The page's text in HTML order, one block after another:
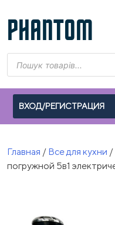
to
content
PHANTOM
Поиск
товаров
ВХОД/РЕГИСТРАЦИЯ
Главная / Все для кухни /
погружной 5в1